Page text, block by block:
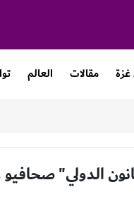
مقالات العالم
الدولي"